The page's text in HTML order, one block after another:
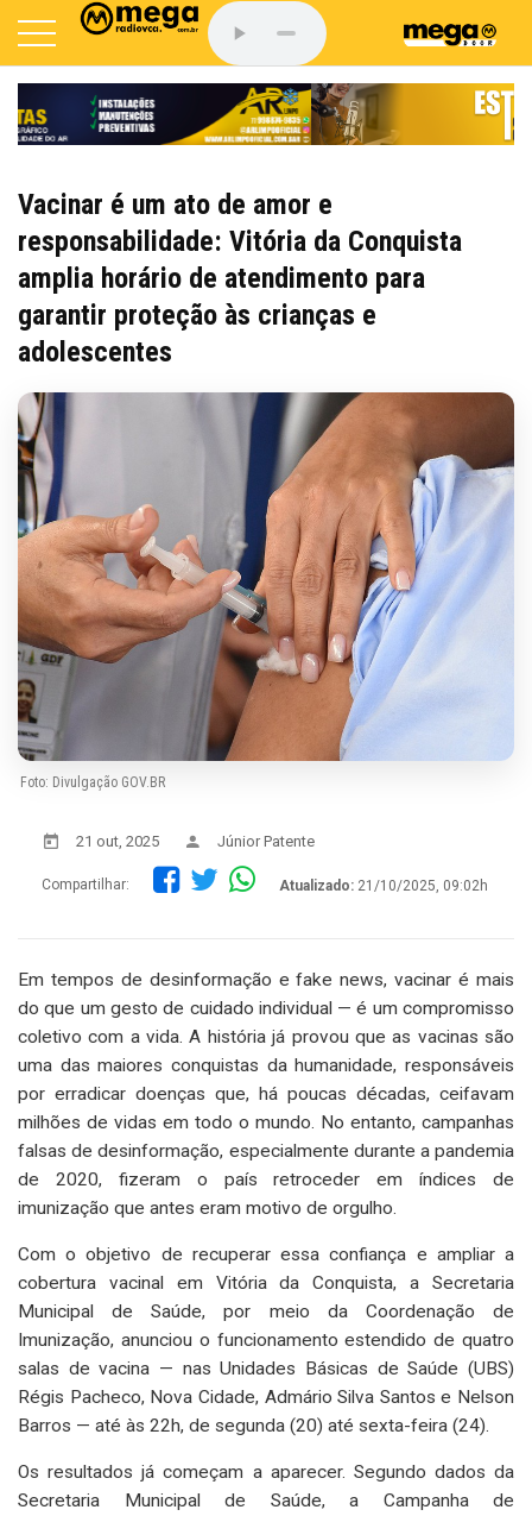
Vacinar é um ato de amor e
responsabilidade: Vitória da Conquista
amplia horário de atendimento para
garantir proteção às crianças e
adolescentes
Foto: Divulgação GOV.BR
21 out, 2025 Júnior Patente
Compartilhar: Atualizado: 21/10/2025, 09:02h
Em tempos de desinformação e fake news, vacinar é mais
do que um gesto de cuidado individual — é um compromisso
coletivo com a vida. A história já provou que as vacinas são
uma das maiores conquistas da humanidade, responsáveis
por erradicar doenças que, há poucas décadas, ceifavam
milhões de vidas em todo o mundo. No entanto, campanhas
falsas de desinformação, especialmente durante a pandemia
de 2020, fizeram o país retroceder em índices de
imunização que antes eram motivo de orgulho.
Com o objetivo de recuperar essa confiança e ampliar a
cobertura vacinal em Vitória da Conquista, a Secretaria
Municipal de Saúde, por meio da Coordenação de
Imunização, anunciou o funcionamento estendido de quatro
salas de vacina — nas Unidades Básicas de Saúde (UBS)
Régis Pacheco, Nova Cidade, Admário Silva Santos e Nelson
Barros — até às 22h, de segunda (20) até sexta-feira (24).
Os resultados já começam a aparecer. Segundo dados da
Secretaria Municipal de Saúde, a Campanha de